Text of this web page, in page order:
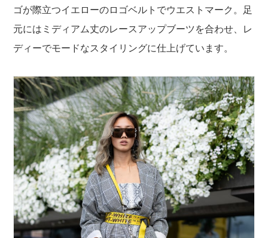
ゴが際立つイエローのロゴベルトでウエストマーク。足
元にはミディアム丈のレースアップブーツを合わせ、レ
ディーでモードなスタイリングに仕上げています。